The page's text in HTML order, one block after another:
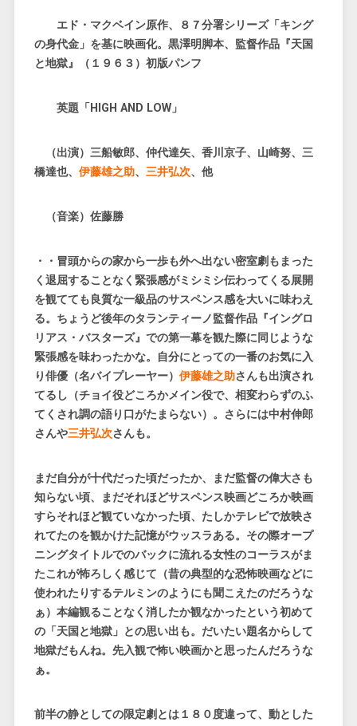
エド・マクベイン原作、８７分署シリーズ「キング
の身代金」を基に映画化。黒澤明脚本、監督作品『天国
と地獄』（１９６３）初版パンフ
英題「HIGH AND LOW」
（出演）三船敏郎、仲代達矢、香川京子、山崎努、三
橋達也、 伊藤雄之助、 三井弘次、他
（音楽）佐藤勝
・・冒頭からの家から一歩も外へ出ない密室劇もまった
く退屈することなく緊張感がミシミシ伝わってくる展開
を観てても良質な一級品のサスペンス感を大いに味わえ
る。ちょうど後年のタランティーノ監督作品『イングロ
リアス・バスターズ』での第一幕を観た際に同じような
緊張感を味わったかな。自分にとっての一番のお気に入
り俳優（名バイプレーヤー） 伊藤雄之助さんも出演され
てるし（チョイ役どころかメイン役で、相変わらずのふ
てくされ調の語り口がたまらない）。さらには中村伸郎
さんや三井弘次さんも。
まだ自分が十代だった頃だったか、まだ監督の偉大さも
知らない頃、まだそれほどサスペンス映画どころか映画
すらそれほど観ていなかった頃、たしかテレビで放映さ
れてたのを観かけた記憶がウッスラある。その際オープ
ニングタイトルでのバックに流れる女性のコーラスがま
たこれが怖ろしく感じて（昔の典型的な恐怖映画などに
使われたりするテルミンのようにも聞こえたのだろうな
ぁ）本編観ることなく消したか観なかったという初めて
の「天国と地獄」との思い出も。だいたい題名からして
地獄だもんね。先入観で怖い映画かと思ったんだろうな
ぁ。
前半の静としての限定劇とは１８０度違って、動とした